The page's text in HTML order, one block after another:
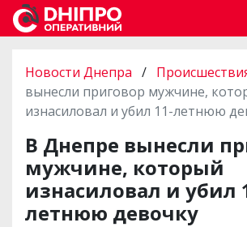
Новости Днепра /
вынесли приговор мужчине,
изнасиловал и убил 11-летнюю
В Днепре вынесли
мужчине, который
изнасиловал и убил
летнюю девочку